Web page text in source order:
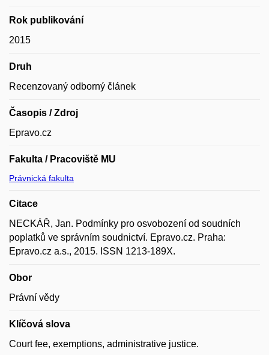
Rok publikování
2015
Druh
Recenzovaný odborný článek
Časopis / Zdroj
Epravo.cz
Fakulta / Pracoviště MU
Právnická fakulta
Citace
NECKÁŘ, Jan. Podmínky pro osvobození od soudních
poplatků ve správním soudnictví. Epravo.cz. Praha:
Epravo.cz a.s., 2015. ISSN 1213-189X.
Obor
Právní vědy
Klíčová slova
Court fee, exemptions, administrative justice.